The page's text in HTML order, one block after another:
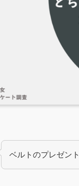
ベルトのプレゼン